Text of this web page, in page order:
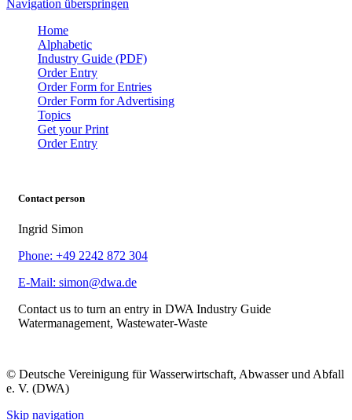
Navigation überspringen
Home
Alphabetic
Industry Guide (PDF)
Order Entry
Order Form for Entries
Order Form for Advertising
Topics
Get your Print
Order Entry
Contact person
Ingrid Simon
Phone: +49 2242 872 304
E-Mail: simon@dwa.de
Contact us to turn an entry in DWA Industry Guide
Watermanagement, Wastewater-Waste
© Deutsche Vereinigung für Wasserwirtschaft, Abwasser und Abfall
e. V. (DWA)
Skip navigation